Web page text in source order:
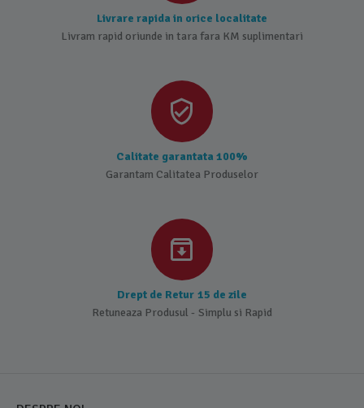
Livrare rapida in orice localitate
Livram rapid oriunde in tara fara KM suplimentari
Calitate garantata 100%
Garantam Calitatea Produselor
Drept de Retur 15 de zile
Retuneaza Produsul - Simplu si Rapid